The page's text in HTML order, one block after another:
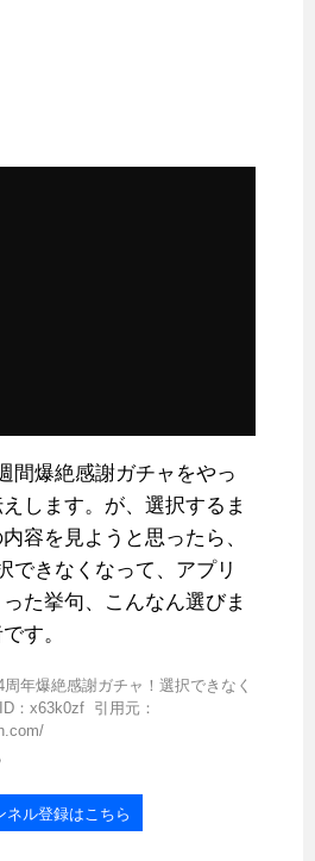
間爆絶感謝ガチャをやっ
します。が、選択するま
容を見ようと思ったら、
できなくなって、アプリ
た挙句、こんなん選びま
す。
年爆絶感謝ガチャ！選択できなく
：x63k0zf 引用元：
ネル登録はこちら